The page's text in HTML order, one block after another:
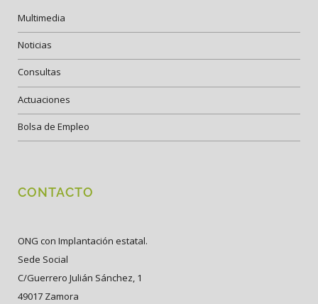
Multimedia
Noticias
Consultas
Actuaciones
Bolsa de Empleo
CONTACTO
ONG con Implantación estatal.
Sede Social
C/Guerrero Julián Sánchez, 1
49017 Zamora